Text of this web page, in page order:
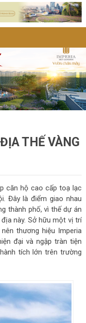
THẾ VÀNG
căn hộ cao cấp toạ lạc
Đây là điểm giao nhau
thành phố, vì thế dự án
này. Sở hữu một vị trí
thương hiệu Imperia
đại và ngập tràn tiện
tích lớn trên trường